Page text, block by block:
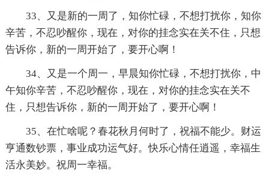
33、又是新的一周了，知你忙碌，不想打扰你，知你
辛苦，不忍吵醒你，现在，对你的挂念实在关不住，只想
告诉你，新的一周开始了，要开心啊！
34、又是一个周一，早晨知你忙碌，不想打扰你，中
午知你辛苦，不忍吵醒你，现在，对你的挂念实在关不
住，只想告诉你，新的一周开始了，要开心啊！
35、在忙啥呢？春花秋月何时了，祝福不能少。财运
亨通数钞票，事业成功运气好。快乐心情任逍遥，幸福生
活永美妙。祝周一幸福。